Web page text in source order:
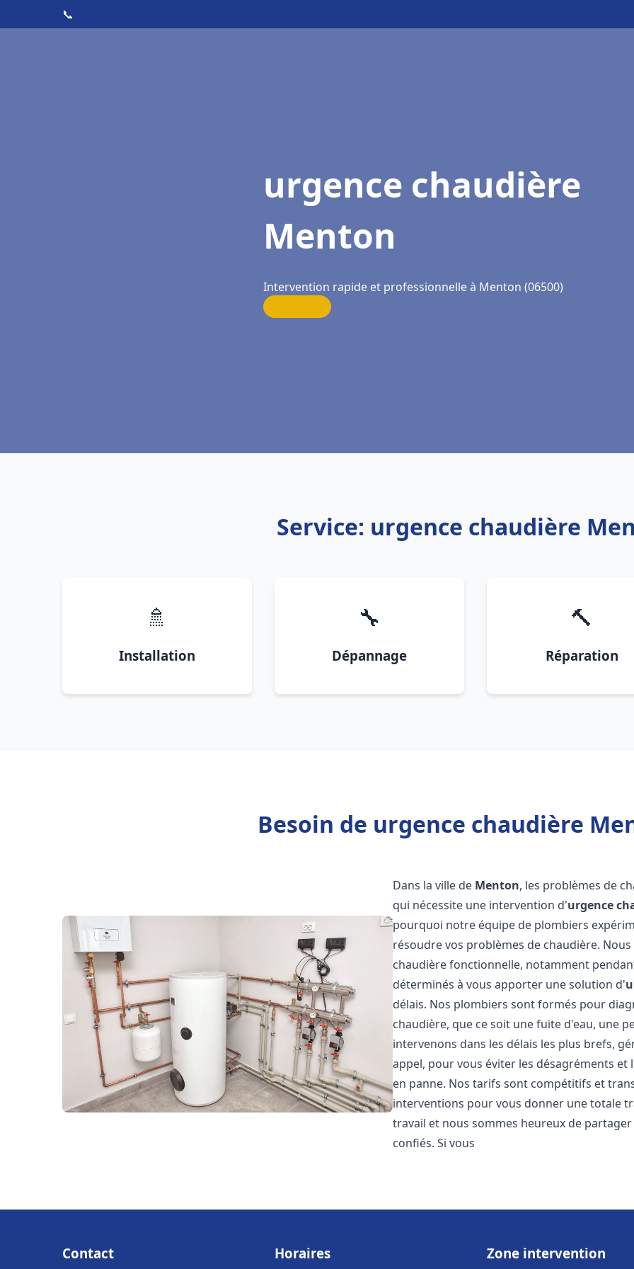
📞
urgence chaudière
Menton
Intervention rapide et professionnelle à Menton (06500)
Service: urgence chaudière
🚿
Installation
🔧
Dépannage
🔨
Réparation
Besoin de urgence chaudière
Dans la ville de Menton, les problèmes de
qui nécessite une intervention d'urgence
pourquoi notre équipe de plombiers
résoudre vos problèmes de chaudière.
chaudière fonctionnelle, notamment
déterminés à vous apporter une solution d'
délais. Nos plombiers sont formés pour
chaudière, que ce soit une fuite d'eau, une
intervenons dans les délais les plus brefs,
appel, pour vous éviter les désagréments
en panne. Nos tarifs sont compétitifs et
interventions pour vous donner une totale
travail et nous sommes heureux de
confiés. Si vous
Contact Horaires Zone intervention